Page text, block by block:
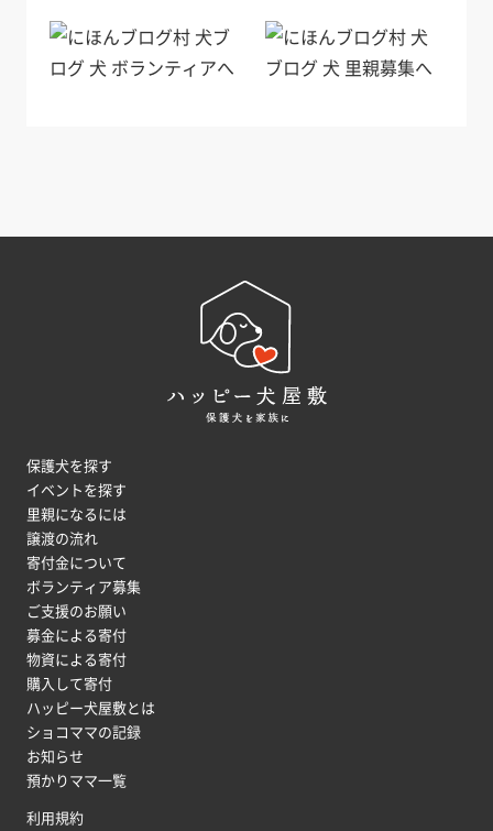
保護犬を探す
イベントを探す
里親になるには
譲渡の流れ
寄付金について
ボランティア募集
ご支援のお願い
募金による寄付
物資による寄付
購入して寄付
ハッピー犬屋敷とは
ショコママの記録
お知らせ
預かりママ一覧
利用規約